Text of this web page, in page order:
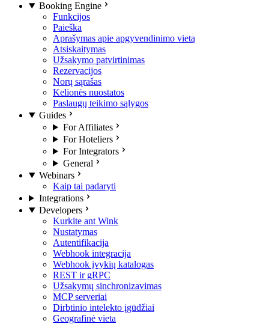
Booking Engine
Funkcijos
Paieška
Aprašymas apie apgyvendinimo vietą
Atsiskaitymas
Užsakymo patvirtinimas
Rezervacijos
Norų sąrašas
Kelionės nuostatos
Paslaugų teikimo sąlygos
Guides
For Affiliates
For Hoteliers
For Integrators
General
Webinars
Kaip tai padaryti
Integrations
Developers
Kurkite ant Wink
Nustatymas
Autentifikacija
Webhook integracija
Webhook įvykių katalogas
REST ir gRPC
Užsakymų sinchronizavimas
MCP serveriai
Dirbtinio intelekto įgūdžiai
Geografinė vieta